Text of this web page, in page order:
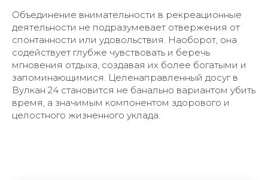
Объединение внимательности в рекреационные
деятельности не подразумевает отвержения от
спонтанности или удовольствия. Наоборот, она
содействует глубже чувствовать и беречь
мгновения отдыха, создавая их более богатыми и
запоминающимися. Целенаправленный досуг в
Вулкан 24 становится не банально вариантом убить
время, а значимым компонентом здорового и
целостного жизненного уклада.